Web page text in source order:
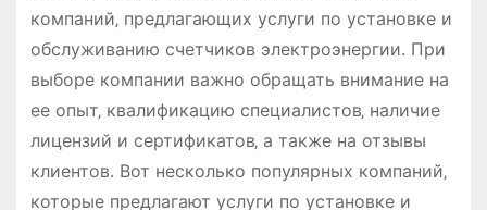
компаний‚ предлагающих услуги по установке и
обслуживанию счетчиков электроэнергии. При
выборе компании важно обращать внимание на
ее опыт‚ квалификацию специалистов‚ наличие
лицензий и сертификатов‚ а также на отзывы
клиентов. Вот несколько популярных компаний‚
которые предлагают услуги по установке и